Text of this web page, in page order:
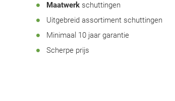
Maatwerk schuttingen
Uitgebreid assortiment schuttingen
Minimaal 10 jaar garantie
Scherpe prijs